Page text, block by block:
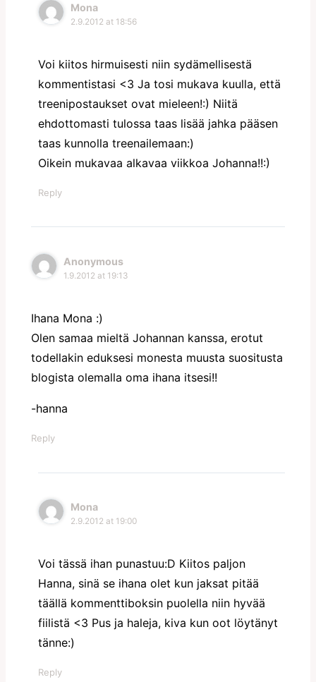
Mona
2.9.2012 at 18:56
Voi kiitos hirmuisesti niin sydämellisestä
kommentistasi <3 Ja tosi mukava kuulla, että
treenipostaukset ovat mieleen!:) Niitä
ehdottomasti tulossa taas lisää jahka pääsen
taas kunnolla treenailemaan:)
Oikein mukavaa alkavaa viikkoa Johanna!!:)
Reply
Anonymous
1.9.2012 at 19:13
Ihana Mona :)
Olen samaa mieltä Johannan kanssa, erotut
todellakin eduksesi monesta muusta suositusta
blogista olemalla oma ihana itsesi!!
-hanna
Reply
Mona
2.9.2012 at 19:00
Voi tässä ihan punastuu:D Kiitos paljon
Hanna, sinä se ihana olet kun jaksat pitää
täällä kommenttiboksin puolella niin hyvää
fiilistä <3 Pus ja haleja, kiva kun oot löytänyt
tänne:)
Reply